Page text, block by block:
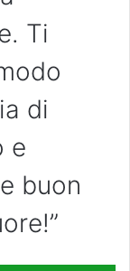
Ti
di
e
buon